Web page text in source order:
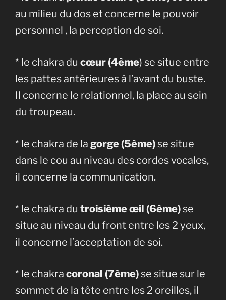
au milieu du dos et concerne le pouvoir
personnel , la perception de soi.
* le chakra du cœur (4ème) se situe entre
les pattes antérieures à l’avant du buste.
Il concerne le relationnel, la place au sein
du troupeau.
* le chakra de la gorge (5ème)se situe
dans le cou au niveau des cordes vocales,
il concerne la communication.
* le chakra du troisième œil (6ème)se
situe au niveau du front entre les 2 yeux,
il concerne l’acceptation de soi.
* le chakra coronal (7ème)se situe sur le
sommet de la tête entre les 2 oreilles, il